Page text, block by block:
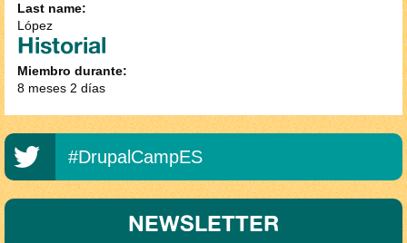
Last name:
López
Historial
Miembro durante:
8 meses 2 días
#DrupalCampES
NEWSLETTER